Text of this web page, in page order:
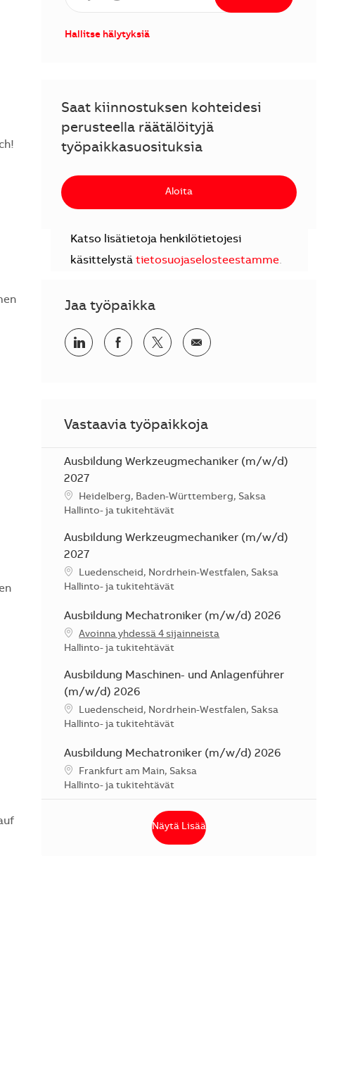
Hallitse hälytyksiä
Saat kiinnostuksen kohteidesi
perusteella räätälöityjä
työpaikkasuosituksia
Aloita
Katso lisätietoja henkilötietojesi
käsittelystä tietosuojaselosteestamme.
Jaa työpaikka
Jaa LinkedInissäJaa Facebookissa
Jaa TwitterissäJaa sähköpostilla
Vastaavia työpaikkoja
Ausbildung Werkzeugmechaniker (m/w/d)
2027
SijaintiHeidelberg, Baden-Württemberg, Saksa
Kategoria
Hallinto- ja tukitehtävät
Ausbildung Werkzeugmechaniker (m/w/d)
2027
SijaintiLuedenscheid, Nordrhein-Westfalen, Saksa
Kategoria
Hallinto- ja tukitehtävät
Ausbildung Mechatroniker (m/w/d) 2026
Avoinna yhdessä 4 sijainneista
Kategoria
Hallinto- ja tukitehtävät
Ausbildung Maschinen- und Anlagenführer
(m/w/d) 2026
SijaintiLuedenscheid, Nordrhein-Westfalen, Saksa
Kategoria
Hallinto- ja tukitehtävät
Ausbildung Mechatroniker (m/w/d) 2026
SijaintiFrankfurt am Main, Saksa
Kategoria
Hallinto- ja tukitehtävät
Näytä Lisää